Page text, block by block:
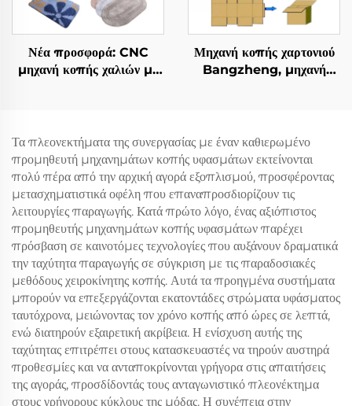
Νέα προσφορά: CNC
μηχανή κοπής χαλιών με
Μηχανή κοπής χαρτονιού
Bangzheng, μηχανή
Τα πλεονεκτήματα της συνεργασίας με έναν καθιερωμένο
προμηθευτή μηχανημάτων κοπής υφασμάτων εκτείνονται
πολύ πέρα από την αρχική αγορά εξοπλισμού, προσφέροντας
μετασχηματιστικά οφέλη που επαναπροσδιορίζουν τις
λειτουργίες παραγωγής. Κατά πρώτο λόγο, ένας αξιόπιστος
προμηθευτής μηχανημάτων κοπής υφασμάτων παρέχει
πρόσβαση σε καινοτόμες τεχνολογίες που αυξάνουν δραματικά
την ταχύτητα παραγωγής σε σύγκριση με τις παραδοσιακές
μεθόδους χειροκίνητης κοπής. Αυτά τα προηγμένα συστήματα
μπορούν να επεξεργάζονται εκατοντάδες στρώματα υφάσματος
ταυτόχρονα, μειώνοντας τον χρόνο κοπής από ώρες σε λεπτά,
ενώ διατηρούν εξαιρετική ακρίβεια. Η ενίσχυση αυτής της
ταχύτητας επιτρέπει στους κατασκευαστές να τηρούν αυστηρά
προθεσμίες και να ανταποκρίνονται γρήγορα στις απαιτήσεις
της αγοράς, προσδίδοντάς τους ανταγωνιστικό πλεονέκτημα
στους γρήγορους κύκλους της μόδας. Η συνέπεια στην